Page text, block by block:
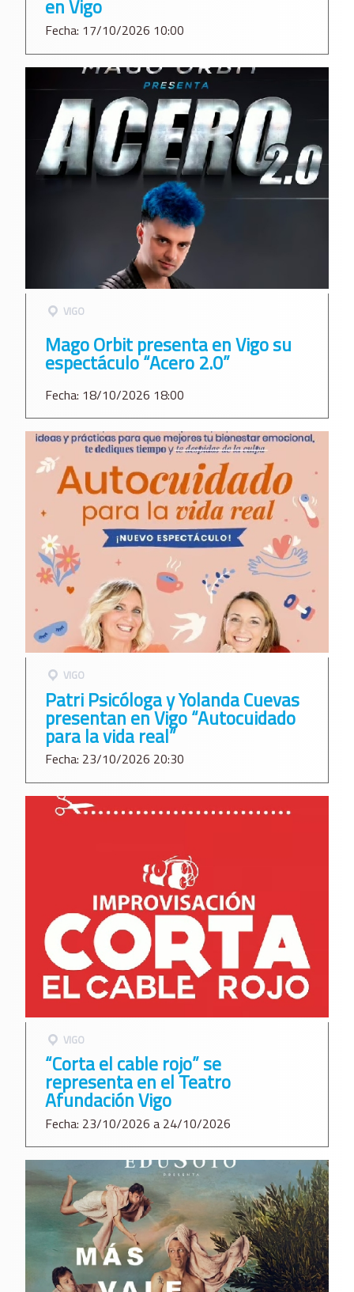
en Vigo
Fecha: 17/10/2026 10:00
VIGO
Mago Orbit presenta en Vigo su
espectáculo “Acero 2.0”
Fecha: 18/10/2026 18:00
VIGO
Patri Psicóloga y Yolanda Cuevas
presentan en Vigo “Autocuidado
para la vida real”
Fecha: 23/10/2026 20:30
VIGO
“Corta el cable rojo” se
representa en el Teatro
Afundación Vigo
Fecha: 23/10/2026 a 24/10/2026